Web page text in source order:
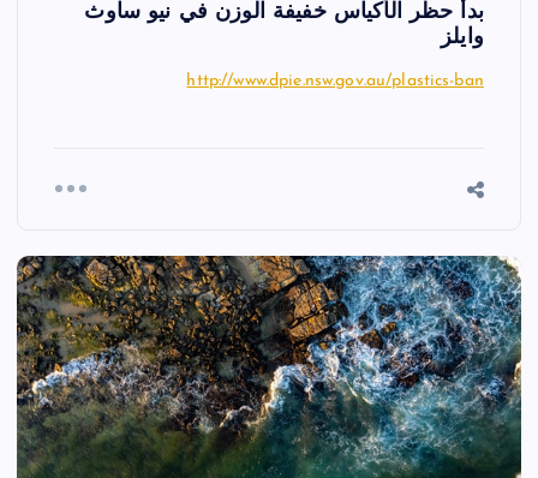
بدأ حظر الأكياس خفيفة الوزن في نيو ساوث
وايلز
http://www.dpie.nsw.gov.au/plastics-ban